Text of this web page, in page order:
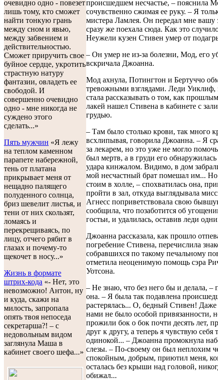
очевидно одно - повезет
лишь тому, кто сможет
найти тонкую грань
между сном и явью,
между забвением и
действительностью.
Сможет приручить свое
буйное сердце, укротить
страстную натуру
фантазии, овладеть ее
свободой. И
совершенно очевидно
одно - мне никогда не
суждено этого
сделать...»
Пять мужчин «Я лежу
на теплом каменном
парапете набережной,
тень от платана
прикрывает меня от
нещадно палящего
полуденного солнца,
бриз шевелит листья, и
тени от них скользят,
ломаясь и
перекрещиваясь, по
лицу, отчего рябит в
глазах и почему-то
щекочет в носу...»
Жизнь в формате
штрих-кода «- Нет, это
невозможно! Антон, ну
и куда, скажи на
милость, запропала
опять твоя непоседа
секретарша?! – с
недовольным видом
заглянула Маша в
кабинет своего шефа...»
происшедшем несчастье, – пояснила
сочувственно сжимая ее руку. – Я
мистера Ламлея. Он передал мне вашу
сразу же поехала сюда. Как это
Неужели кузен Стивен умер от
– Он умер не из-за болезни, Мод, его
вскричала Джоанна.
Мод ахнула, Потингтон и Бертуччо
тревожными взглядами. Леди Уиклиф,
стала рассказывать о том, как
лакей нашел Стивена в кабинете с
грудью.
– Там было столько крови, так много
всхлипывая, говорила Джоанна. – Я
за лекарем, но это уже не могло
был мертв, а в груди его обнаружилась
удара кинжалом. Видимо, в дом
мой несчастный брат помешал им...
стоим в холле, – спохватилась она,
пройти в зал, откуда выглядывала
Агнесс поприветствовала свою
сообщила, что позаботится об
гостьи, и удалилась, оставив леди
Джоанна рассказала, как прошло
погребение Стивена, перечислила
собравшихся по такому печальному
отметила неоценимую помощь сэра
Уотсона.
– Не знаю, что без него бы и делала, –
она. – Я была так подавлена
растерялась... О, бедный Стивен!
нами не было особой привязанности,
прожили бок о бок почти десять лет,
друг к другу, а теперь я чувствую себя
одинокой... – Джоанна промокнула
слезы. – По-своему он был неплохим
спокойным, добрым, приютил меня,
осталась без крыши над головой,
обижал...